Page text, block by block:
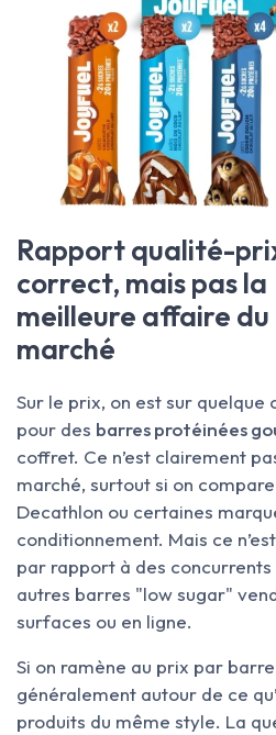
Rapport qualité-
correct, mais pas la
meilleure affaire du
marché
Sur le prix, on est sur quelque
pour des barres protéinées
coffret. Ce n’est clairement
marché, surtout si on
Decathlon ou certaines
conditionnement. Mais ce
par rapport à des concurrents
autres barres "low sugar"
surfaces ou en ligne.
Si on ramène au prix par
généralement autour de ce
produits du même style. La